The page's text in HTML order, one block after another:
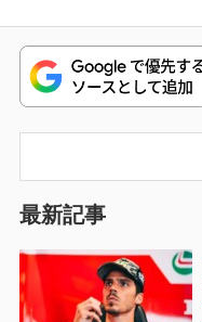
ビ
ゲ
ー
ン
稿:
最新記事